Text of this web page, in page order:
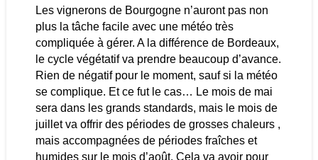
Les vignerons de Bourgogne n’auront pas non
plus la tâche facile avec une météo très
compliquée à gérer. A la différence de Bordeaux,
le cycle végétatif va prendre beaucoup d’avance.
Rien de négatif pour le moment, sauf si la météo
se complique. Et ce fut le cas… Le mois de mai
sera dans les grands standards, mais le mois de
juillet va offrir des périodes de grosses chaleurs ,
mais accompagnées de périodes fraîches et
humides sur le mois d’août. Cela va avoir pour